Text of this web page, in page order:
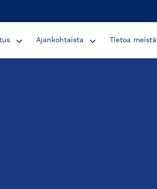
Ajankohtaista Tietoa meistä